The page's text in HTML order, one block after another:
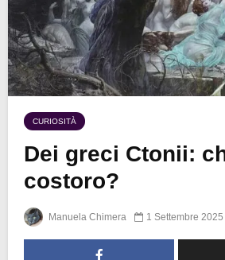
CURIOSITÀ
Dei greci Ctonii:
costoro?
Manuela Chimera 1 Settembre 2025